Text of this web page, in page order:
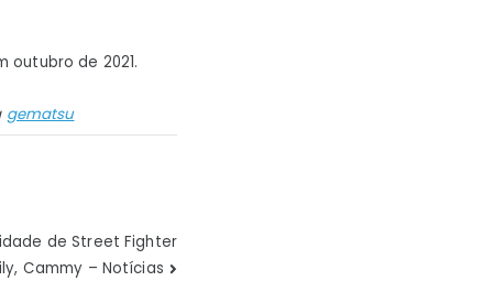
outubro de 2021.
gematsu
de Street Fighter
Cammy – Notícias